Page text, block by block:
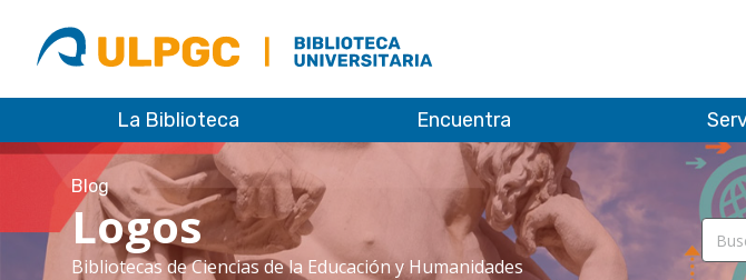
ULPGC
Biblioteca
ULPGC
La Biblioteca Encuentra
Blog
Logos
Bibliotecas de Ciencias de la Educación y Humanidades